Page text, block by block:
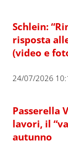
Schlein:
risposta
(video e
24/07/2026
Passerella
lavori, il
autunno